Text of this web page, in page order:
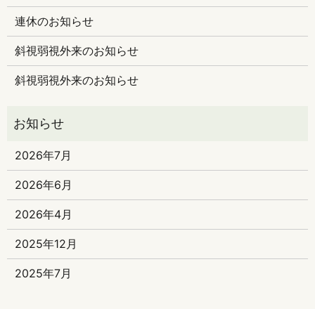
連休のお知らせ
斜視弱視外来のお知らせ
斜視弱視外来のお知らせ
2026年7月
2026年6月
2026年4月
2025年12月
2025年7月